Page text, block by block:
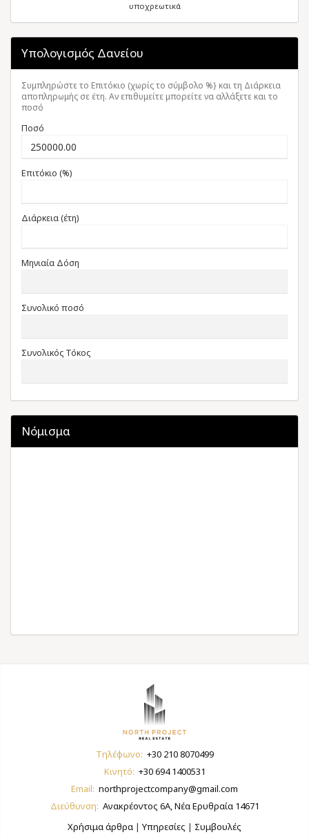
υποχρεωτικά
Υπολογισμός Δανείου
Συμπληρώστε το Επιτόκιο (χωρίς το σύμβολο %} και τη Διάρκεια
αποπληρωμής σε έτη. Αν επιθυμείτε μπορείτε να αλλάξετε και το
ποσό
Ποσό
Επιτόκιο (%)
Διάρκεια (έτη)
Μηνιαία Δόση
Συνολικό ποσό
Συνολικός Τόκος
Νόμισμα
Τηλέφωνο: +30 210 8070499
Κινητό: +30 694 1400531
Email: northprojectcompany@gmail.com
Διεύθυνση: Ανακρέοντος 6Α, Νέα Ερυθραία 14671
Χρήσιμα άρθρα | Υπηρεσίες | Συμβουλές